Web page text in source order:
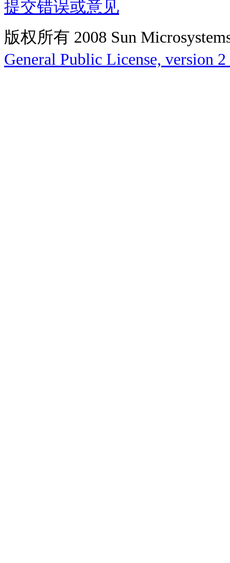
提交错误或意见
版权所有 2008 Sun
General Public License, version